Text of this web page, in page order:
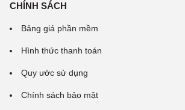
CHÍNH SÁCH
Bảng giá phần mềm
Hình thức thanh toán
Quy ước sử dụng
Chính sách bảo mật